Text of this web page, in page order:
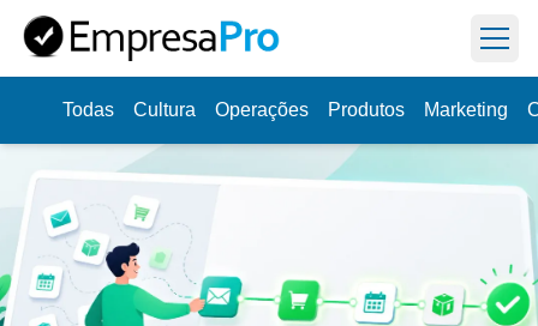
Todas Cultura Operações Produtos Marketing
Aprendaa dirigir sua empresa na prática,
uma semana por vez.